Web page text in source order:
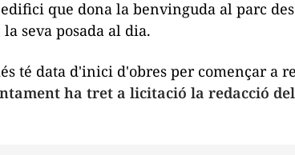
que dona la benvinguda al parc
seva posada al dia.
té data d'inici d'obres per començar a
ha tret a licitació la redacció